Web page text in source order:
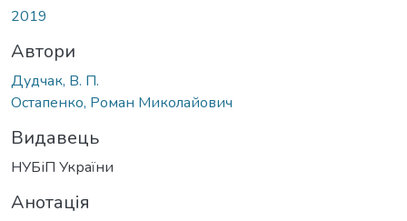
2019
Автори
Дудчак, В. П.
Остапенко, Роман Миколайович
Видавець
НУБіП України
Анотація